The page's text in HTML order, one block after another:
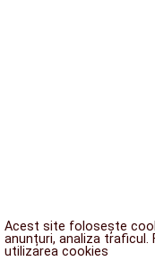
Acest site folosește
anunțuri, analiza
utilizarea cookies